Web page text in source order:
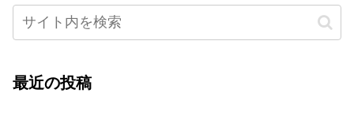
最近の投稿